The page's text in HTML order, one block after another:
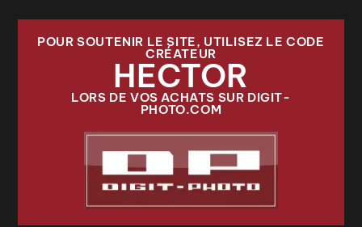
POUR SOUTENIR LE SITE, UTILISEZ LE CODE
CRÉATEUR
HECTOR
LORS DE VOS ACHATS SUR DIGIT-
PHOTO.COM